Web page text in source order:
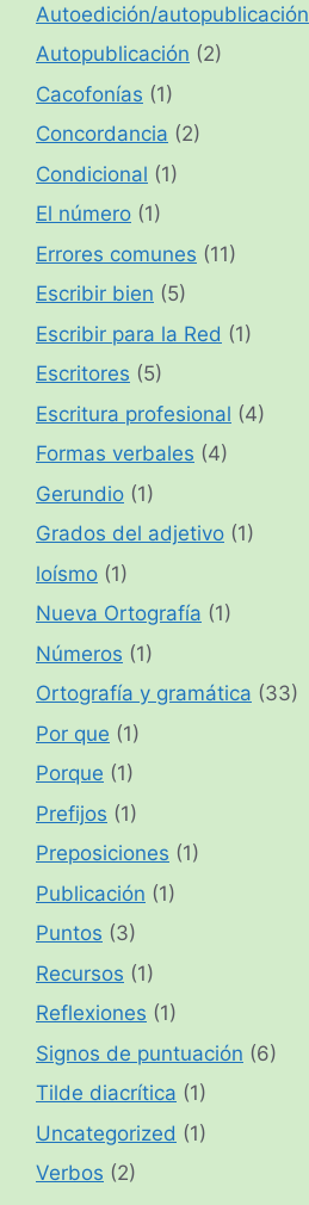
Autoedición/autopublicación
Autopublicación (2)
Cacofonías (1)
Concordancia (2)
Condicional (1)
El número (1)
Errores comunes (11)
Escribir bien (5)
Escribir para la Red (1)
Escritores (5)
Escritura profesional (4)
Formas verbales (4)
Gerundio (1)
Grados del adjetivo (1)
loísmo (1)
Nueva Ortografía (1)
Números (1)
Ortografía y gramática (33)
Por que (1)
Porque (1)
Prefijos (1)
Preposiciones (1)
Publicación (1)
Puntos (3)
Recursos (1)
Reflexiones (1)
Signos de puntuación (6)
Tilde diacrítica (1)
Uncategorized (1)
Verbos (2)